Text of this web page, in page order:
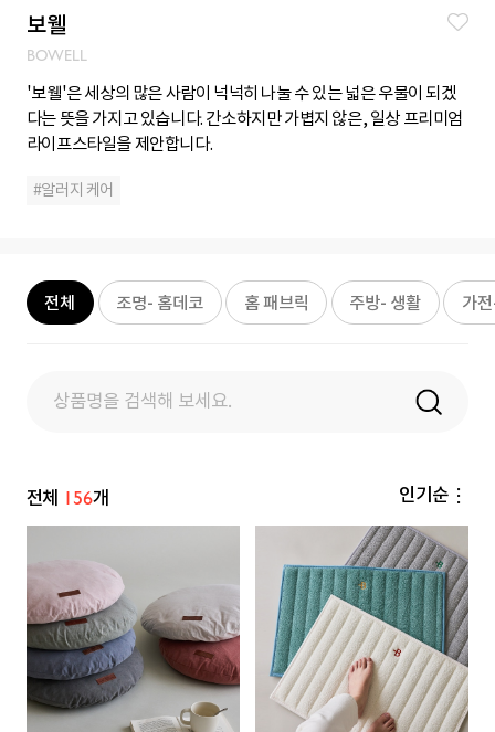
보웰
BOWELL
'보웰'은 세상의 많은 사람이 넉넉히 나눌 수 있는 넓은 우물이 되겠
다는 뜻을 가지고 있습니다. 간소하지만 가볍지 않은, 일상 프리미엄
라이프스타일을 제안합니다.
#알러지 케어
전체 조명- 홈데코 홈 패브릭 주방- 생활 가
전체 156개 인기순